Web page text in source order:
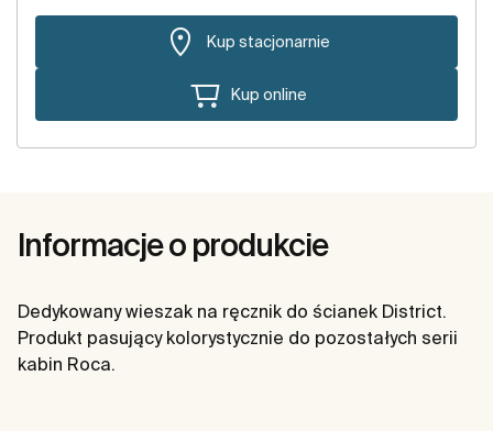
Kup stacjonarnie
Kup online
Informacje o produkcie
Dedykowany wieszak na ręcznik do ścianek District.
Produkt pasujący kolorystycznie do pozostałych serii
kabin Roca.